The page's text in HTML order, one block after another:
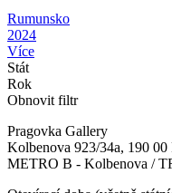
Rumunsko
2024
Více
Stát
Rok
Obnovit filtr
Pragovka Gallery
Kolbenova 923/34a, 190 00
METRO B - Kolbenova /